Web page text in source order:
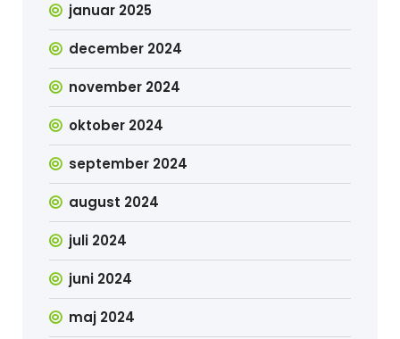
januar 2025
december 2024
november 2024
oktober 2024
september 2024
august 2024
juli 2024
juni 2024
maj 2024